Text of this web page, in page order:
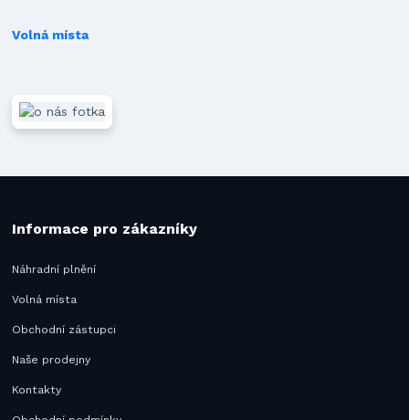
Volná místa
Informace pro zákazníky
Náhradní plnění
Volná místa
Obchodní zástupci
Naše prodejny
Kontakty